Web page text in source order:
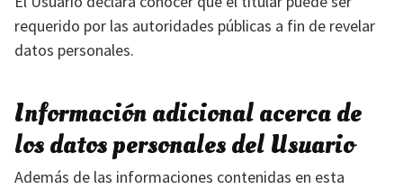
requerido por las autoridades públicas a fin de revelar
datos personales.
Información adicional acerca de
los datos personales del Usuario
Además de las informaciones contenidas en esta